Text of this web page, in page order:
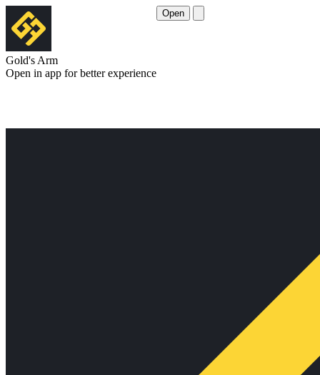
Gold's Arm
Open in app for better experience
Open